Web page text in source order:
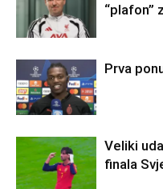
“plafon”
Prva
Veliki
finala